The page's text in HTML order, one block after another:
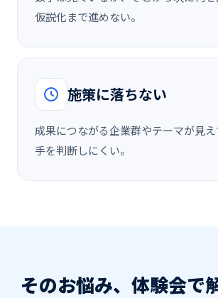
仮説化まで進めない。
施策に落ちない
成果につながる企業群やテーマが見
手を判断しにくい。
そのお悩み、体験会で